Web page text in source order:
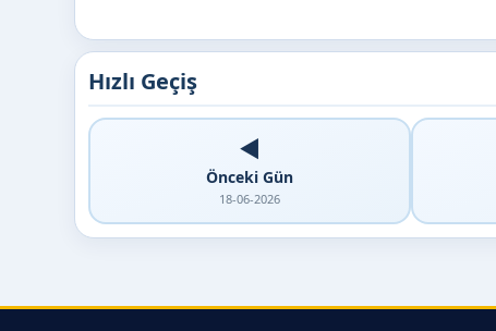
Hızlı Geçiş
◀️
Önceki Gün
18-06-2026